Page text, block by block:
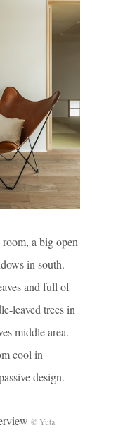
a big open
in south.
and full of
leaved trees in
middle area.
cool in
design.
© Yuta